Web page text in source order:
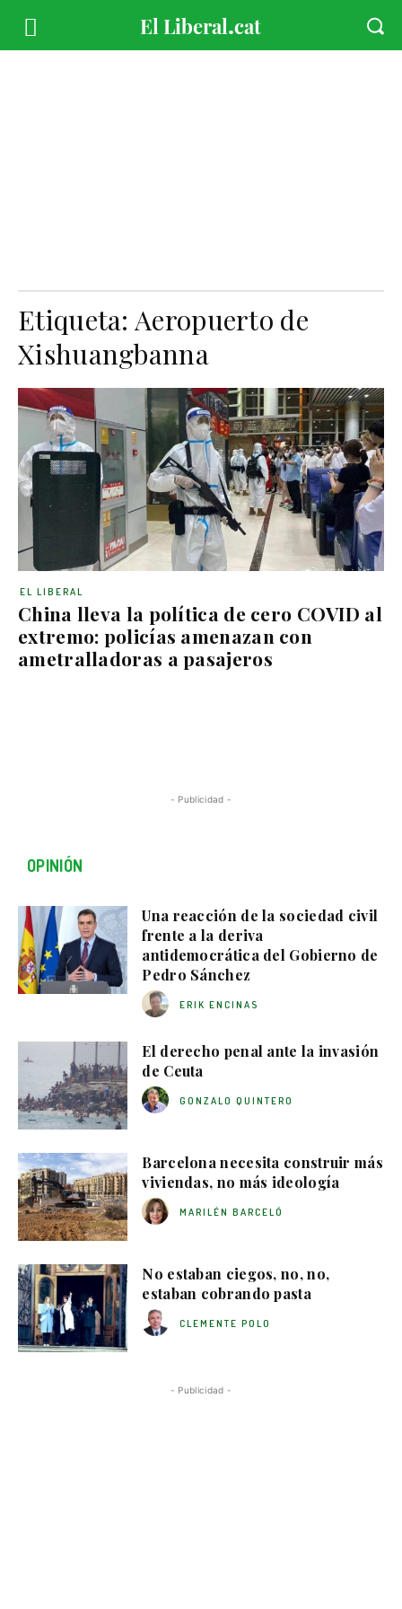
Etiqueta:Aeropuerto de
Xishuangbanna
China lleva la política de cero COVID al
extremo: policías amenazan con
ametralladoras a pasajeros
EL LIBERAL
- Publicidad -
OPINIÓN
Una reacción de la sociedad civil
frente a la deriva
antidemocrática del Gobierno de
Pedro Sánchez
ERIK ENCINAS
El derecho penal ante la invasión
de Ceuta
GONZALO QUINTERO
Barcelona necesita construir más
viviendas, no más ideología
MARILÉN BARCELÓ
No estaban ciegos, no, no,
estaban cobrando pasta
CLEMENTE POLO
- Publicidad -